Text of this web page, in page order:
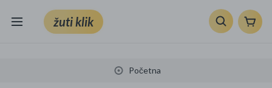
žuti klik
Početna